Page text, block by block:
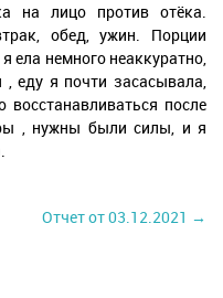
на лицо против отёка.
обед, ужин. Порции
ела немного неаккуратно,
еду я почти засасывала,
после
, нужны были силы, и я
Отчет от 03.12.2021 →